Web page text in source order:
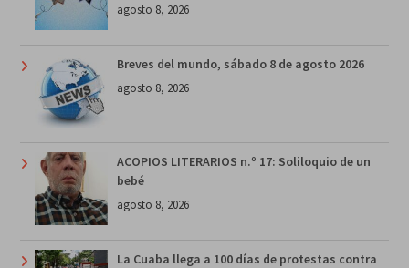
agosto 8, 2026
Breves del mundo, sábado 8 de agosto 2026
agosto 8, 2026
ACOPIOS LITERARIOS n.º 17: Soliloquio de un
bebé
agosto 8, 2026
La Cuaba llega a 100 días de protestas contra